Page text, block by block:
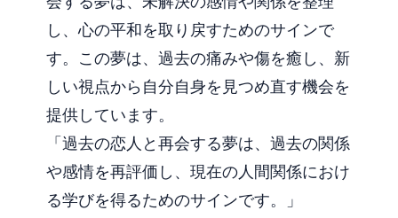
し、心の平和を取り戻すためのサインで
す。この夢は、過去の痛みや傷を癒し、新
しい視点から自分自身を見つめ直す機会を
提供しています。
「過去の恋人と再会する夢は、過去の関係
や感情を再評価し、現在の人間関係におけ
る学びを得るためのサインです。」